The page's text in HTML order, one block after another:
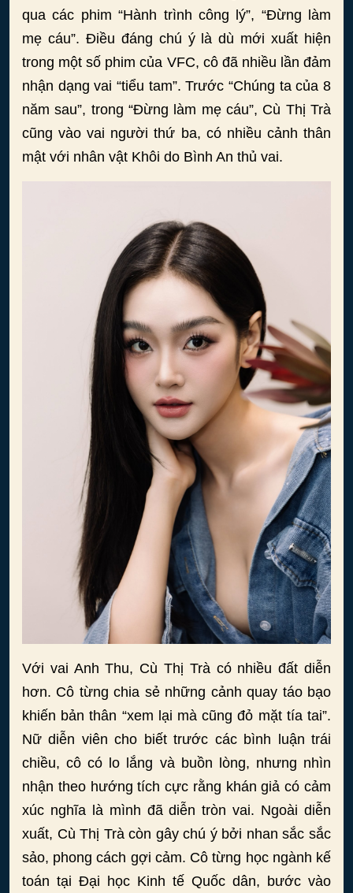
qua các phim “Hành trình công lý”, “Đừng làm
mẹ cáu”. Điều đáng chú ý là dù mới xuất hiện
trong một số phim của VFC, cô đã nhiều lần đảm
nhận dạng vai “tiểu tam”. Trước “Chúng ta của 8
năm sau”, trong “Đừng làm mẹ cáu”, Cù Thị Trà
cũng vào vai người thứ ba, có nhiều cảnh thân
mật với nhân vật Khôi do Bình An thủ vai.
Với vai Anh Thu, Cù Thị Trà có nhiều đất diễn
hơn. Cô từng chia sẻ những cảnh quay táo bạo
khiến bản thân “xem lại mà cũng đỏ mặt tía tai”.
Nữ diễn viên cho biết trước các bình luận trái
chiều, cô có lo lắng và buồn lòng, nhưng nhìn
nhận theo hướng tích cực rằng khán giả có cảm
xúc nghĩa là mình đã diễn tròn vai. Ngoài diễn
xuất, Cù Thị Trà còn gây chú ý bởi nhan sắc sắc
sảo, phong cách gợi cảm. Cô từng học ngành kế
toán tại Đại học Kinh tế Quốc dân, bước vào